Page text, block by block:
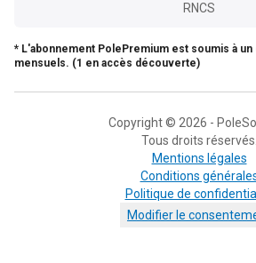
RNCS
* L'abonnement PolePremium est soumis à un
mensuels. (1 en accès découverte)
Copyright © 2026 -
Tous droits réservés.
Mentions légales
Conditions
Politique de
Modifier le